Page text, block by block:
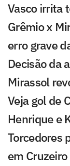
Vasco irrita
Grêmio x
erro grave
Decisão da
Mirassol
Veja gol de
Henrique e
Torcedores
em